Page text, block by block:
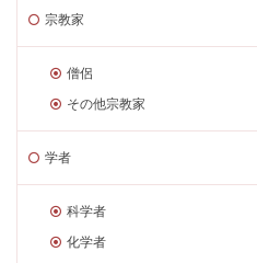
宗教家
僧侶
その他宗教家
学者
科学者
化学者